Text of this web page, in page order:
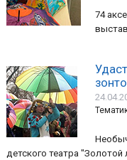
74
детского театра "Золотой